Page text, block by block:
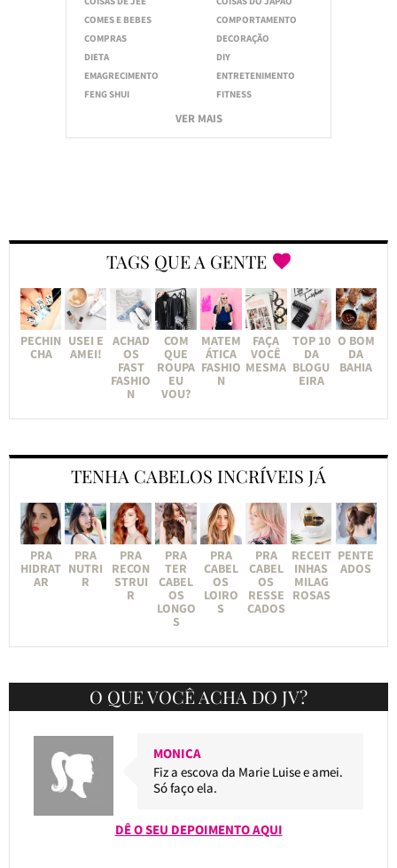
COMES E BEBES
COMPORTAMENTO
COMPRAS
DECORAÇÃO
DIETA
DIY
EMAGRECIMENTO
ENTRETENIMENTO
FENG SHUI
FITNESS
VER MAIS
TAGS QUE A GENTE
PECHIN
CHA
USEI E
AMEI!
ACHAD
OS
FAST
FASHIO
N
COM
QUE
ROUPA
EU
VOU?
MATEM
ÁTICA
FASHIO
N
FAÇA
VOCÊ
MESMA
TOP 10
DA
BLOGU
EIRA
O BOM
DA
BAHIA
TENHA CABELOS INCRÍVEIS JÁ
PRA
HIDRAT
AR
PRA
NUTRI
R
PRA
RECON
STRUI
R
PRA
TER
CABEL
OS
LONGO
S
PRA
CABEL
OS
LOIRO
S
PRA
CABEL
OS
RESSE
CADOS
RECEIT
INHAS
MILAG
ROSAS
PENTE
ADOS
O QUE VOCÊ ACHA DO JV?
MONICA
Fiz a escova da Marie Luise e amei.
Só faço ela.
DÊ O SEU DEPOIMENTO AQUI